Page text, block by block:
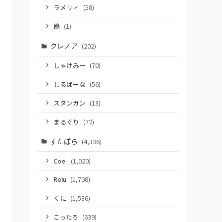
ラメリィ (58)
鴎 (1)
クレノア (202)
しゃけみー (70)
しるばーな (56)
スタンガン (13)
まるぐり (72)
すたぽら (4,336)
Coe. (1,020)
Relu (1,708)
くに (1,536)
こったろ (639)